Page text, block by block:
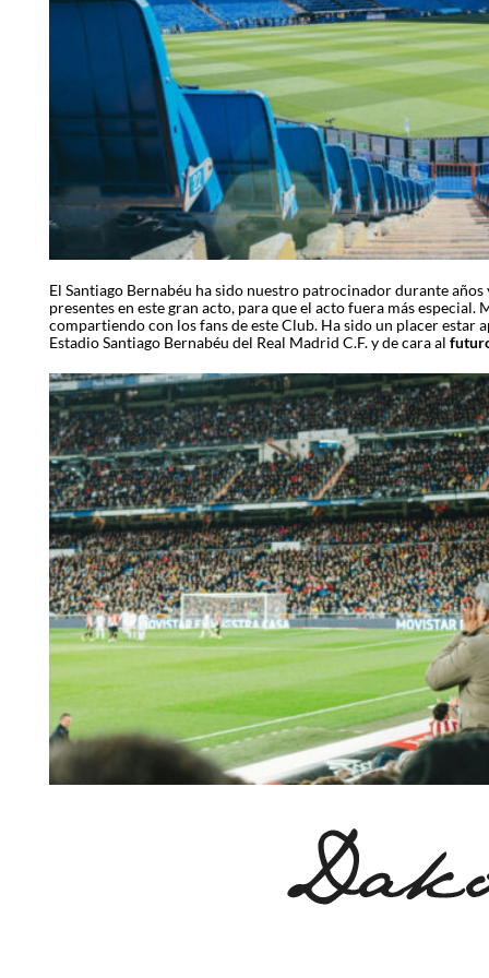
El Santiago Bernabéu ha sido nuestro patrocinador durante
presentes en este gran acto, para que el acto fuera más
compartiendo con los fans de este Club. Ha sido un placer estar
Estadio Santiago Bernabéu del Real Madrid C.F. y de cara al